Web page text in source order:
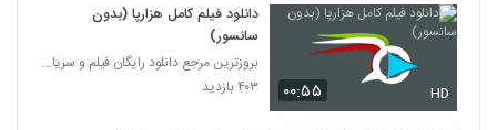
۰۰:۵۵ HD
دانلود فیلم کامل هزارپا (بدون
سانسور)
بروزترین مرجع دانلود رایگان فیلم و سریال ایرانی
۴۰۳ بازدید